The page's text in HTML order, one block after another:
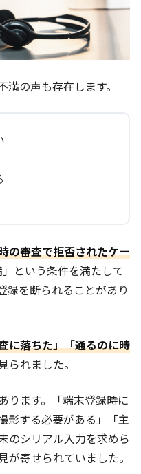
の声も存在します。
の審査で拒否されたケー
という条件を満たして
録を断られることがあり
に落ちた」「通るのに時
られました。
ります。「端末登録時に
影する必要がある」「主
のシリアル入力を求めら
寄せられていました。